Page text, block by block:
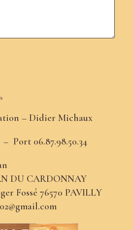
– Didier Michaux
– Port 06.87.98.50.34
DU CARDONNAY
Fossé 76570 PAVILLY